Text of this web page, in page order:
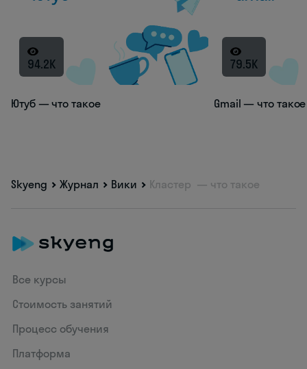
94.2K
Ютуб — что такое
79.5K
Gmail — что такое
Skyeng Журнал Вики Кластер — что такое
Все курсы
Стоимость занятий
Процесс обучения
Платформа